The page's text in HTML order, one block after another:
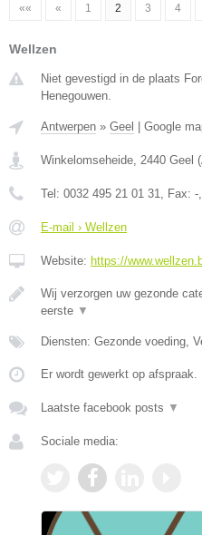
«« « 1 2 3 4
Wellzen
Niet gevestigd in de plaats
Henegouwen.
Antwerpen » Geel Google
Winkelomseheide, 2440 Geel (
Tel: 0032 495 21 01 31, Fax: -
E-mail › Wellzen
Website: https://
Wij verzorgen uw gezonde
eerste ▼
Diensten: Gezonde voeding,
Er wordt gewerkt op afspraak.
Laatste facebook posts ▼
Sociale media: